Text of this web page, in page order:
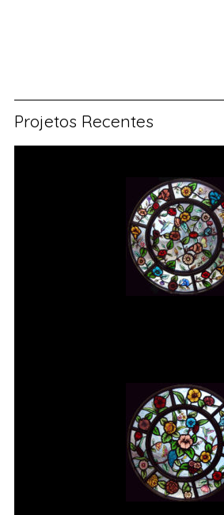
Projetos Recentes